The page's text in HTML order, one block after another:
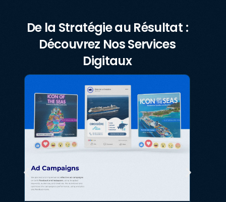
De la Stratégie au Résultat :
Découvrez Nos Services
Digitaux